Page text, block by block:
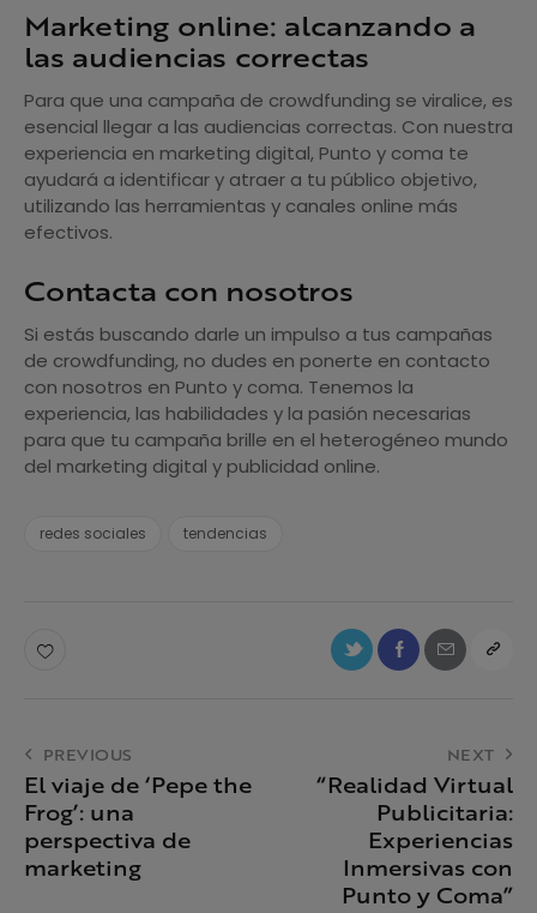
Marketing online: alcanzando a
las audiencias correctas
Para que una campaña de crowdfunding se viralice, es
esencial llegar a las audiencias correctas. Con nuestra
experiencia en marketing digital, Punto y coma te
ayudará a identificar y atraer a tu público objetivo,
utilizando las herramientas y canales online más
efectivos.
Contacta con nosotros
Si estás buscando darle un impulso a tus campañas
de crowdfunding, no dudes en ponerte en contacto
con nosotros en Punto y coma. Tenemos la
experiencia, las habilidades y la pasión necesarias
para que tu campaña brille en el heterogéneo mundo
del marketing digital y publicidad online.
redes sociales tendencias
PREVIOUS
El viaje de ‘Pepe the
Frog’: una
perspectiva de
marketing
NEXT
“Realidad Virtual
Publicitaria:
Experiencias
Inmersivas con
Punto y Coma”